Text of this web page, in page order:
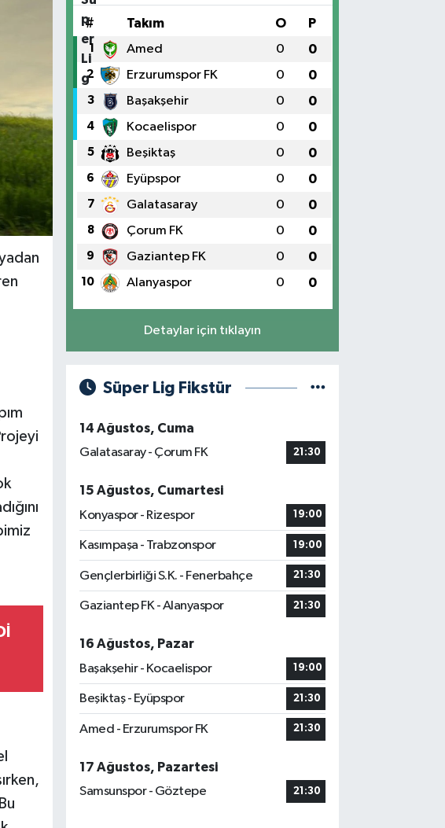
# Takım O P
1 Amed 0 0
2 Erzurumspor FK 0 0
3 Başakşehir 0 0
4 Kocaelispor 0 0
5 Beşiktaş 0 0
6 Eyüpspor 0 0
7 Galatasaray 0 0
8 Çorum FK 0 0
9 Gaziantep FK 0 0
10 Alanyaspor 0 0
Detaylar için tıklayın
Süper Lig Fikstür
14 Ağustos, Cuma
Galatasaray - Çorum FK
21:30
15 Ağustos, Cumartesi
Konyaspor - Rizespor
19:00
Kasımpaşa - Trabzonspor 19:00
Gençlerbirliği S.K. - Fenerbahçe 21:30
Gaziantep FK - Alanyaspor 21:30
16 Ağustos, Pazar
Başakşehir - Kocaelispor
19:00
Beşiktaş - Eyüpspor 21:30
Amed - Erzurumspor FK 21:30
17 Ağustos, Pazartesi
Samsunspor - Göztepe
21:30